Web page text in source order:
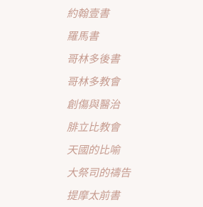
約翰壹書
羅馬書
哥林多後書
哥林多教會
創傷與醫治
腓立比教會
天國的比喻
大祭司的禱告
提摩太前書